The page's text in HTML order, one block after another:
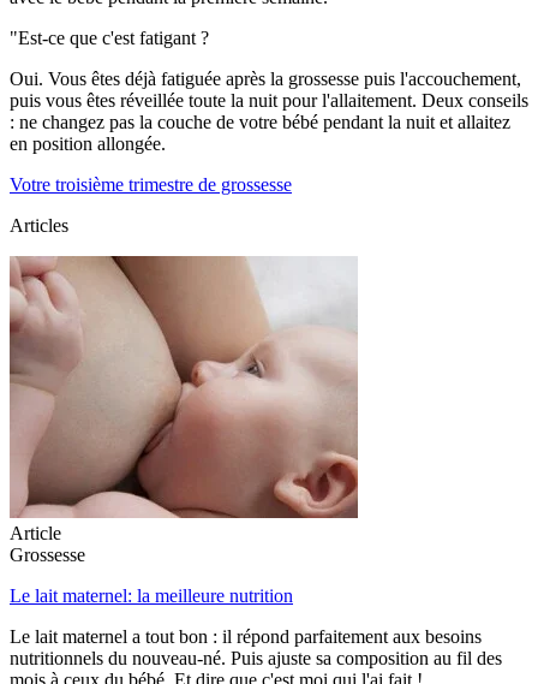
"Est-ce que c'est fatigant ?
Oui. Vous êtes déjà fatiguée après la grossesse puis l'accouchement,
puis vous êtes réveillée toute la nuit pour l'allaitement. Deux conseils
: ne changez pas la couche de votre bébé pendant la nuit et allaitez
en position allongée.
Votre troisième trimestre de grossesse
Articles
Article
Grossesse
Le lait maternel: la meilleure nutrition
Le lait maternel a tout bon : il répond parfaitement aux besoins
nutritionnels du nouveau-né. Puis ajuste sa composition au fil des
mois à ceux du bébé. Et dire que c'est moi qui l'ai fait !